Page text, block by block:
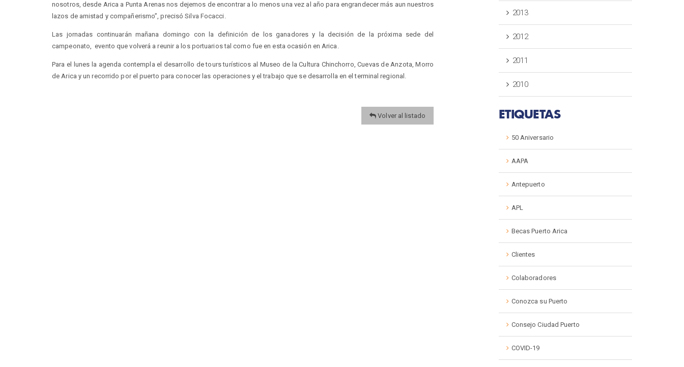
nosotros, desde Arica a Punta Arenas nos dejemos de encontrar a lo menos una vez al año para engrandecer más aun nuestros
lazos de amistad y compañerismo”, precisó Silva Focacci.
Las jornadas continuarán mañana domingo con la definición de los ganadores y la decisión de la próxima sede del
campeonato, evento que volverá a reunir a los portuarios tal como fue en esta ocasión en Arica.
Para el lunes la agenda contempla el desarrollo de tours turísticos al Museo de la Cultura Chinchorro, Cuevas de Anzota, Morro
de Arica y un recorrido por el puerto para conocer las operaciones y el trabajo que se desarrolla en el terminal regional.
Volver al listado
2013
2012
2011
2010
ETIQUETAS
50 Aniversario
AAPA
Antepuerto
APL
Becas Puerto Arica
Clientes
Colaboradores
Conozca su Puerto
Consejo Ciudad Puerto
COVID-19